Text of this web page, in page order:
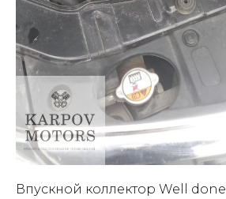
Впускной коллектор Well done